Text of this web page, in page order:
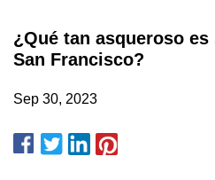
¿Qué tan asqueroso
San Francisco?
Sep 30, 2023